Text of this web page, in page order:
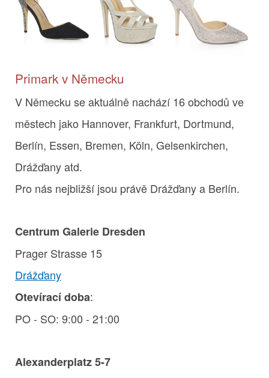
Primark v Německu
V Německu se aktuálně nachází 16 obchodů ve
městech jako Hannover, Frankfurt, Dortmund,
Berlín, Essen, Bremen, Köln, Gelsenkirchen,
Drážďany atd.
Pro nás nejbližší jsou právě Drážďany a Berlín.
Centrum Galerie Dresden
Prager Strasse 15
Drážďany
Otevírací doba:
PO - SO: 9:00 - 21:00
Alexanderplatz 5-7